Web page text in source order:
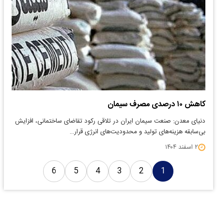
کاهش ۱۰ درصدی مصرف سیمان
دنیای معدن: صنعت سیمان ایران در تلاقی رکود تقاضای ساختمانی، افزایش
بی‌سابقه هزینه‌های تولید و محدودیت‌های انرژی قرار…
۲ اسفند ۱۴۰۴
1
2
3
4
5
6